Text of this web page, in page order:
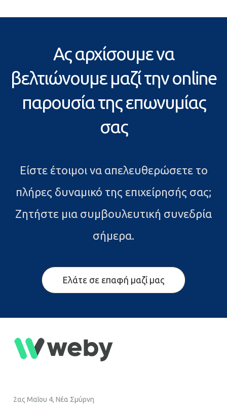
Ας αρχίσουμε να
βελτιώνουμε μαζί την online
παρουσία της επωνυμίας
σας
Είστε έτοιμοι να απελευθερώσετε το
πλήρες δυναμικό της επιχείρησής σας;
Ζητήστε μια συμβουλευτική συνεδρία
σήμερα.
Ελάτε σε επαφή μαζί μας
2ας Μαΐου 4, Νέα Σμύρνη